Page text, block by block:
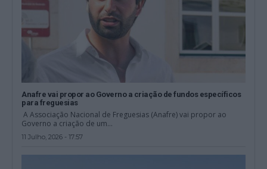
Anafre vai propor ao Governo a criação de fundos específicos
para freguesias
A Associação Nacional de Freguesias (Anafre) vai propor ao
Governo a criação de um...
11 Julho, 2026 - 17:57